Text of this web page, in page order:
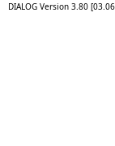
DIALOG Version 3.80